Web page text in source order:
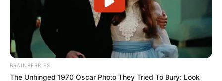
BRAINBERRIES
The Unhinged 1970 Oscar Photo They Tried To Bury: Look